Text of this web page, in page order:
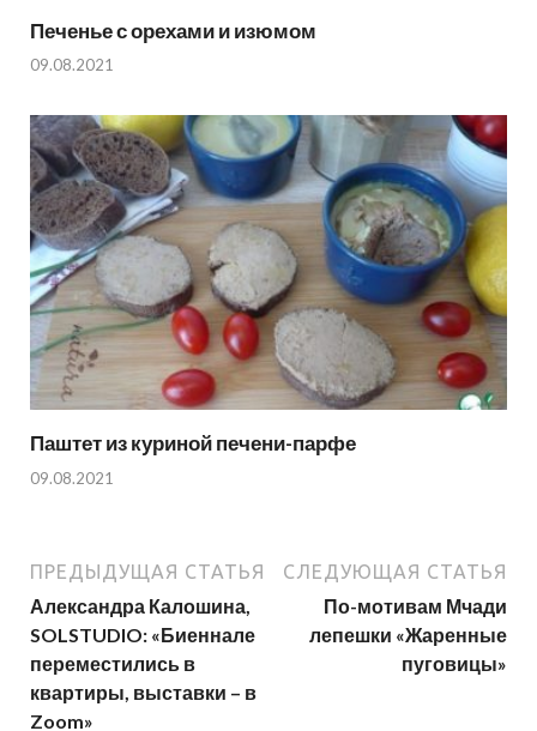
Печенье с орехами и изюмом
09.08.2021
Паштет из куриной печени-парфе
09.08.2021
ПРЕДЫДУЩАЯ СТАТЬЯ
Александра Калошина,
SOLSTUDIO: «Биеннале
переместились в
квартиры, выставки – в
Zoom»
СЛЕДУЮЩАЯ СТАТЬЯ
По-мотивам Мчади
лепешки «Жаренные
пуговицы»